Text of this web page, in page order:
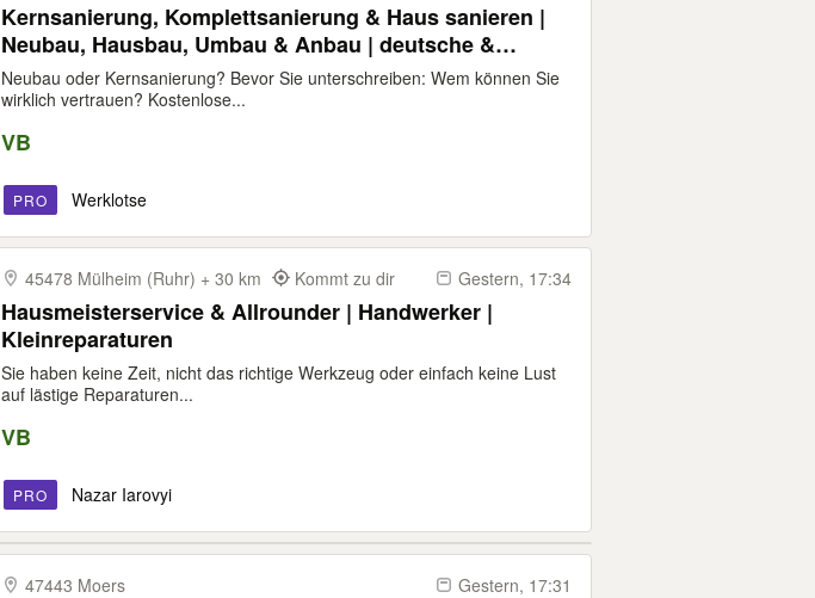
Kernsanierung, Komplettsanierung & Haus sanieren |
Neubau, Hausbau, Umbau & Anbau | deutsche &
polnische Fachbetriebe & Sanierungsfirma | Angebot
prüfen | Vor-Ort-Beratung | Bremen, Oldenburg,
Neubau oder Kernsanierung? Bevor Sie unterschreiben: Wem können Sie
wirklich vertrauen? Kostenlose...
VB
PRO Werklotse
45478 Mülheim (Ruhr) + 30 km Kommt zu dir Gestern, 17:34
Hausmeisterservice & Allrounder | Handwerker |
Kleinreparaturen⁠
Sie haben keine Zeit, nicht das richtige Werkzeug oder einfach keine Lust
auf lästige Reparaturen...
VB
PRO Nazar Iarovyi
47443 Moers Gestern, 17:31